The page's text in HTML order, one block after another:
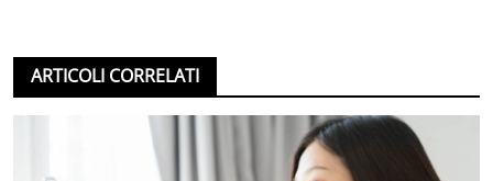
ARTICOLI CORRELATI